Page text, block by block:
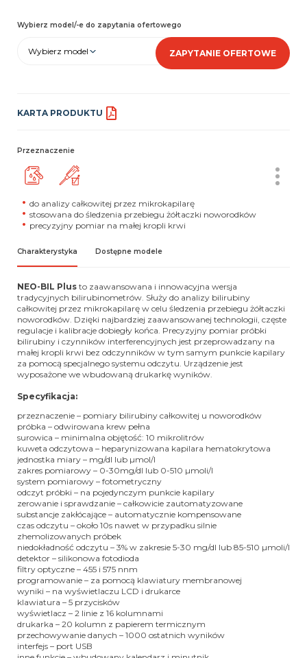
Wybierz model/-e do zapytania ofertowego
Wybierz model ZAPYTANIE OFERTOWE
KARTA PRODUKTU
Przeznaczenie
do analizy całkowitej przez mikrokapilarę
stosowana do śledzenia przebiegu żółtaczki noworodków
precyzyjny pomiar na małej kropli krwi
Charakterystyka Dostępne modele
NEO-BIL Plus to zaawansowana i innowacyjna wersja
tradycyjnych bilirubinometrów. Służy do analizy bilirubiny
całkowitej przez mikrokapilarę w celu śledzenia przebiegu żółtaczki
noworodków. Dzięki najbardziej zaawansowanej technologii, częste
regulacje i kalibracje dobiegły końca. Precyzyjny pomiar próbki
bilirubiny i czynników interferencyjnych jest przeprowadzany na
małej kropli krwi bez odczynników w tym samym punkcie kapilary
za pomocą specjalnego systemu odczytu. Urządzenie jest
wyposażone we wbudowaną drukarkę wyników.
Specyfikacja:
przeznaczenie – pomiary bilirubiny całkowitej u noworodków
próbka – odwirowana krew pełna
surowica – minimalna objętość: 10 mikrolitrów
kuweta odczytowa – heparynizowana kapilara hematokrytowa
jednostka miary – mg/dl lub µmol/l
zakres pomiarowy – 0-30mg/dl lub 0-510 µmoli/l
system pomiarowy – fotometryczny
odczyt próbki – na pojedynczym punkcie kapilary
zerowanie i sprawdzanie – całkowicie zautomatyzowane
substancje zakłócające – automatycznie kompensowane
czas odczytu – około 10s nawet w przypadku silnie
zhemolizowanych próbek
niedokładność odczytu – 3% w zakresie 5-30 mg/dl lub 85-510 µmoli/l
detektor – silikonowa fotodioda
filtry optyczne – 455 i 575 nnm
programowanie – za pomocą klawiatury membranowej
wyniki – na wyświetlaczu LCD i drukarce
klawiatura – 5 przycisków
wyświetlacz – 2 linie z 16 kolumnami
drukarka – 20 kolumn z papierem termicznym
przechowywanie danych – 1000 ostatnich wyników
interfejs – port USB